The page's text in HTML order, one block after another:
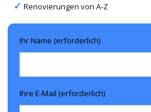
Renovierungen von A-Z
Ihr Name (erforderlich)
Ihre E-Mail (erforderlich)